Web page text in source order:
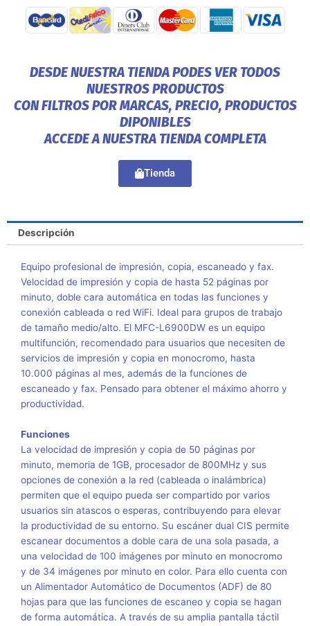
DESDE NUESTRA TIENDA PODES VER TODOS
NUESTROS PRODUCTOS
CON FILTROS POR MARCAS, PRECIO, PRODUCTOS
DIPONIBLES
ACCEDE A NUESTRA TIENDA COMPLETA
Tienda
Descripción
Equipo profesional de impresión, copia, escaneado y fax.
Velocidad de impresión y copia de hasta 52 páginas por
minuto, doble cara automática en todas las funciones y
conexión cableada o red WiFi. Ideal para grupos de trabajo
de tamaño medio/alto. El MFC-L6900DW es un equipo
multifunción, recomendado para usuarios que necesiten de
servicios de impresión y copia en monocromo, hasta
10.000 páginas al mes, además de la funciones de
escaneado y fax. Pensado para obtener el máximo ahorro y
productividad.
Funciones
La velocidad de impresión y copia de 50 páginas por
minuto, memoria de 1GB, procesador de 800MHz y sus
opciones de conexión a la red (cableada o inalámbrica)
permiten que el equipo pueda ser compartido por varios
usuarios sin atascos o esperas, contribuyendo para elevar
la productividad de su entorno. Su escáner dual CIS permite
escanear documentos a doble cara de una sola pasada, a
una velocidad de 100 imágenes por minuto en monocromo
y de 34 imágenes por minuto en color. Para ello cuenta con
un Alimentador Automático de Documentos (ADF) de 80
hojas para que las funciones de escaneo y copia se hagan
de forma automática. A través de su amplia pantalla táctil